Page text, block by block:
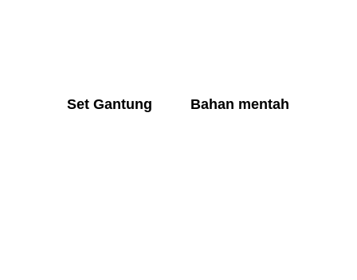
Bahan mentah
Set Gantung